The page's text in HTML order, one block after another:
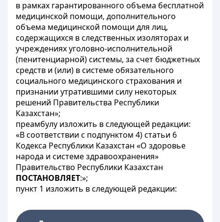
в рамках гарантированного объема бесплатной
медицинской помощи, дополнительного
объема медицинской помощи для лиц,
содержащихся в следственных изоляторах и
учреждениях уголовно-исполнительной
(пенитенциарной) системы, за счет бюджетных
средств и (или) в системе обязательного
социального медицинского страхования и
признании утратившими силу некоторых
решений Правительства Республики
Казахстан»;
преамбулу изложить в следующей редакции:
«В соответствии с подпунктом 4) статьи 6
Кодекса Республики Казахстан «О здоровье
народа и системе здравоохранения»
Правительство Республики Казахстан
ПОСТАНОВЛЯЕТ:»;
пункт 1 изложить в следующей редакции: